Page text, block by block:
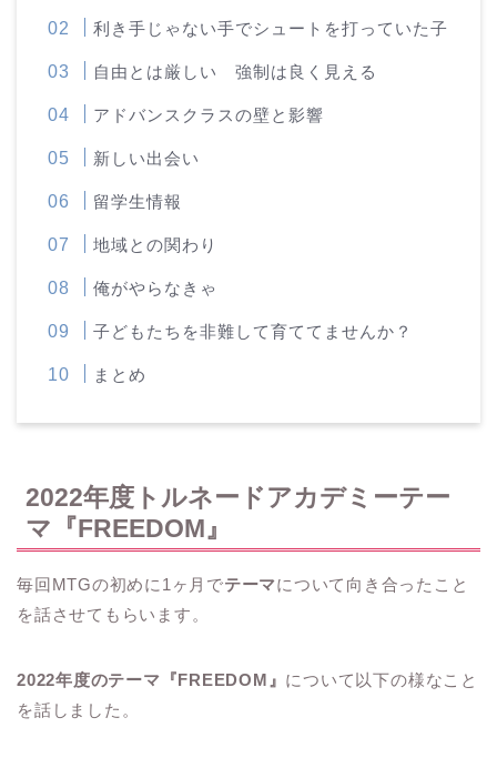
利き手じゃない手でシュートを打っていた子
自由とは厳しい 強制は良く見える
アドバンスクラスの壁と影響
新しい出会い
留学生情報
地域との関わり
俺がやらなきゃ
子どもたちを非難して育ててませんか？
まとめ
2022年度トルネードアカデミーテー
マ『FREEDOM』
毎回MTGの初めに1ヶ月でテーマについて向き合ったこと
を話させてもらいます。
2022年度のテーマ『FREEDOM』 について以下の様なこと
を話しました。